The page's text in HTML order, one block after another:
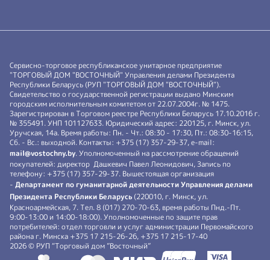
Сервисно-торговое республиканское унитарное предприятие
"ТОРГОВЫЙ ДОМ "ВОСТОЧНЫЙ" Управления делами Президента
Республики Беларусь (РУП "ТОРГОВЫЙ ДОМ "ВОСТОЧНЫЙ").
Свидетельство о государственной регистрации выдано Минским
городским исполнительным комитетом от 22.07.2004г. № 1475.
Зарегистрирован в Торговом реестре Республики Беларусь 17.10.2016 г.
№ 355491. УНП 101127633. Юридический адрес: 220125, г. Минск, ул.
Уручская, 14а. Время работы: Пн. - Чт.: 08:30 - 17:30, Пт.: 08:30-16:15,
Сб. - Вс.: выходной. Контакты: +375 (17) 357-29-37, e-mail:
mail@vostochny.by. Уполномоченный на рассмотрение обращений
покупателей: директор Дашкевич Павел Леонидович, Запись по
телефону: +375 (17) 357-29-37. Вышестоящая организация
- Департамент по гуманитарной деятельности Управления делами
Президента Республики Беларусь (220010, г. Минск, ул.
Красноармейская, 7. Тел. 8 (017) 270-70-63, время работы Пнд.-Пт.
9:00-13:00 и 14:00-18:00). Уполномоченные по защите прав
потребителей: отдел торговли и услуг администрации Первомайского
района г. Минска +375 17 215-26-26, +375 17 215-17-40
2026 © РУП “Торговый дом ”Восточный”